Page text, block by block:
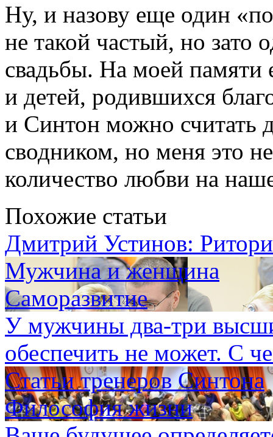
Ну, и назову еще один
не такой частый, но
свадьбы. На моей памяти
и детей, родившихся
и Синтон можно считать
сводником, но меня это
количество любви на
Похожие статьи
Дмитрий Устинов:
Мужчина и женщина
Саморазвитие
У мужчины два-три
обеспечить не может. С
Статьи тренеров Синтона
Философия жизни